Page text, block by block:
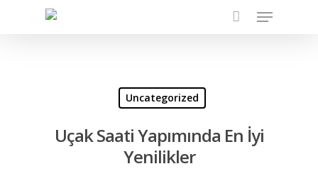
Hit enter to search or ESC to close
Uncategorized
Uçak Saati Yapımında En İyi
Yenilikler